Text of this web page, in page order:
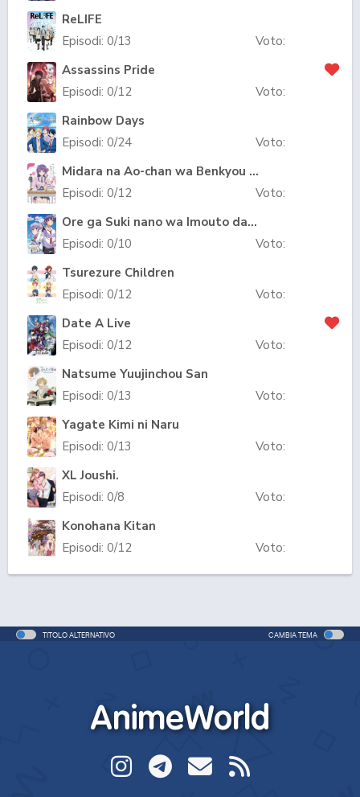
ReLIFE
Voto:
Episodi: 0/13
Assassins Pride
Voto:
Episodi: 0/12
Rainbow Days
Voto:
Episodi: 0/24
Midara na Ao-chan wa Benkyou ga Dekinai
Voto:
Episodi: 0/12
Ore ga Suki nano wa Imouto dakedo Imouto ja Nai
Voto:
Episodi: 0/10
Tsurezure Children
Voto:
Episodi: 0/12
Date A Live
Voto:
Episodi: 0/12
Natsume Yuujinchou San
Voto:
Episodi: 0/13
Yagate Kimi ni Naru
Voto:
Episodi: 0/13
XL Joushi.
Voto:
Episodi: 0/8
Konohana Kitan
Voto:
Episodi: 0/12
TITOLO ALTERNATIVO CAMBIA TEMA
AnimeWorld